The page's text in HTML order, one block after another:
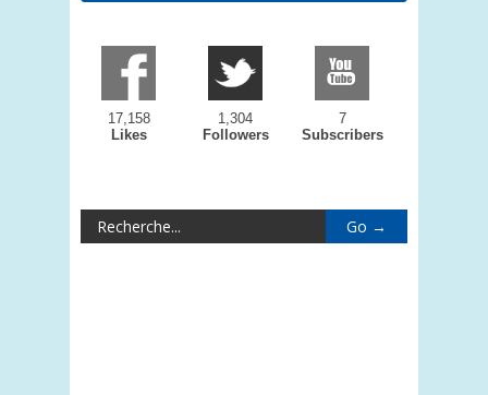
17,158
Likes
1,304
Followers
7
Subscribers